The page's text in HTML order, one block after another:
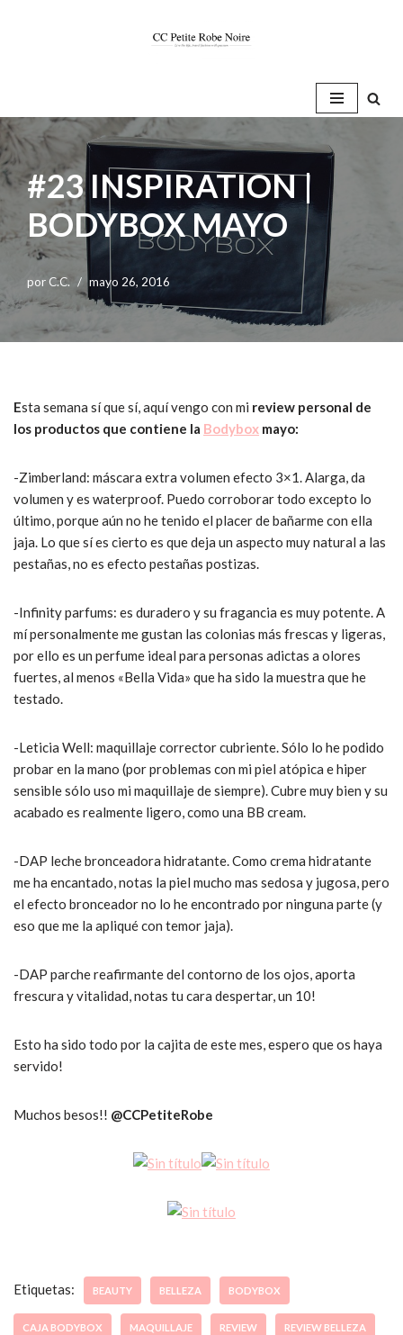
#23 INSPIRATION |
BODYBOX MAYO
porC.C. mayo 26, 2016
Esta semana sí que sí, aquí vengo con mi review personal de
los productos que contiene la Bodybox mayo:
-Zimberland: máscara extra volumen efecto 3×1. Alarga, da
volumen y es waterproof. Puedo corroborar todo excepto lo
último, porque aún no he tenido el placer de bañarme con ella
jaja. Lo que sí es cierto es que deja un aspecto muy natural a las
pestañas, no es efecto pestañas postizas.
-Infinity parfums: es duradero y su fragancia es muy potente. A
mí personalmente me gustan las colonias más frescas y ligeras,
por ello es un perfume ideal para personas adictas a olores
fuertes, al menos «Bella Vida» que ha sido la muestra que he
testado.
-Leticia Well: maquillaje corrector cubriente. Sólo lo he podido
probar en la mano (por problemas con mi piel atópica e hiper
sensible sólo uso mi maquillaje de siempre). Cubre muy bien y su
acabado es realmente ligero, como una BB cream.
-DAP leche bronceadora hidratante. Como crema hidratante
me ha encantado, notas la piel mucho mas sedosa y jugosa, pero
el efecto bronceador no lo he encontrado por ninguna parte (y
eso que me la apliqué con temor jaja).
-DAP parche reafirmante del contorno de los ojos, aporta
frescura y vitalidad, notas tu cara despertar, un 10!
Esto ha sido todo por la cajita de este mes, espero que os haya
servido!
Muchos besos!! @CCPetiteRobe
Etiquetas: BEAUTY BELLEZA BODYBOX
CAJA BODYBOX MAQUILLAJE REVIEW REVIEW BELLEZA